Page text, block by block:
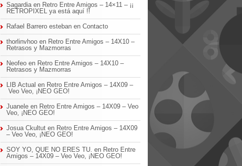
Sagardia en Retro Entre Amigos – 14×11 – ¡¡
RETROPIXEL ya está aquí !!
Rafael Barrero esteban en Contacto
thorlinvhoo en Retro Entre Amigos – 14X10 –
Retrasos y Mazmorras
Neofeo en Retro Entre Amigos – 14X10 –
Retrasos y Mazmorras
LIB Actual en Retro Entre Amigos – 14X09 –
Veo Veo, ¡NEO GEO!
Juanele en Retro Entre Amigos – 14X09 – Veo
Veo, ¡NEO GEO!
Josua Ckultut en Retro Entre Amigos – 14X09
– Veo Veo, ¡NEO GEO!
SOY YO, QUE NO ERES TU. en Retro Entre
Amigos – 14X09 – Veo Veo, ¡NEO GEO!